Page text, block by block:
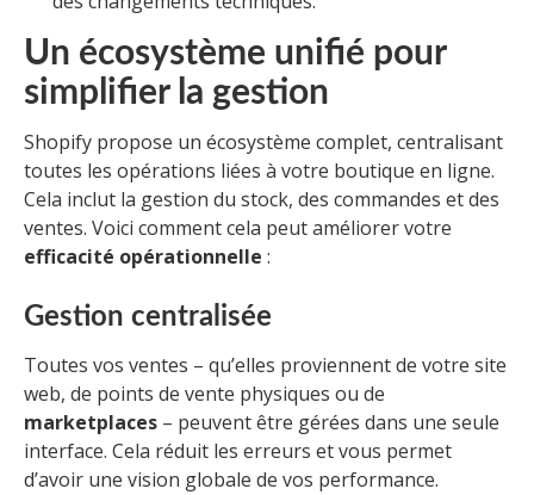
Un écosystème unifié pour
simplifier la gestion
Shopify propose un écosystème complet, centralisant
toutes les opérations liées à votre boutique en ligne.
Cela inclut la gestion du stock, des commandes et des
ventes. Voici comment cela peut améliorer votre
efficacité opérationnelle :
Gestion centralisée
Toutes vos ventes – qu’elles proviennent de votre site
web, de points de vente physiques ou de
marketplaces – peuvent être gérées dans une seule
interface. Cela réduit les erreurs et vous permet
d’avoir une vision globale de vos performance.